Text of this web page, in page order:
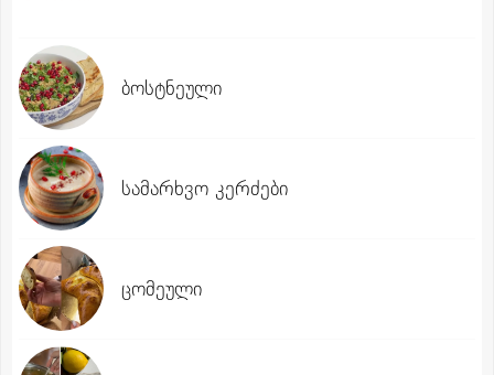
ბოსტნეული
სამარხვო კერძები
ცომეული